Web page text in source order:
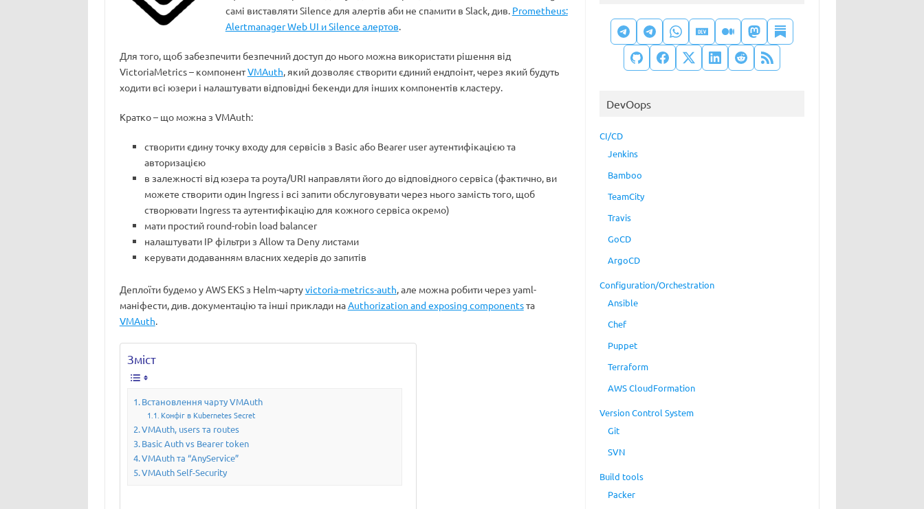
самі виставляти Silence для алертів аби не спамити в Slack, див. Prometheus:
Alertmanager Web UI и Silence алертов.
Для того, щоб забезпечити безпечний доступ до нього можна використати рішення від
VictoriaMetrics – компонентVMAuth, який дозволяє створити єдиний ендпоінт, через який будуть
ходити всі юзери і налаштувати відповідні бекенди для інших компонентів кластеру.
Кратко – що можна з VMAuth:
створити єдину точку входу для сервісів з Basic або Bearer user аутентифікацією та
авторизацією
в залежності від юзера та роута/URI направляти його до відповідного сервіса (фактично, ви
можете створити один Ingress і всі запити обслуговувати через нього замість того, щоб
створювати Ingress та аутентифікацію для кожного сервіса окремо)
мати простий round-robin load balancer
налаштувати IP фільтри з Allow та Deny листами
керувати додаванням власних хедерів до запитів
Деплоїти будемо у AWS EKS з Helm-чартуvictoria-metrics-auth, але можна робити через yaml-
маніфести, див. документацію та інші приклади наAuthorization and exposing componentsта
VMAuth.
Зміст
Встановлення чарту VMAuth
Конфіг в Kubernetes Secret
VMAuth, users та routes
Basic Auth vs Bearer token
VMAuth та “AnyService”
VMAuth Self-Security
DevOops
CI/CD
Jenkins
Bamboo
TeamCity
Travis
GoCD
ArgoCD
Configuration/Orchestration
Ansible
Chef
Puppet
Terraform
AWS CloudFormation
Version Control System
Git
SVN
Build tools
Packer